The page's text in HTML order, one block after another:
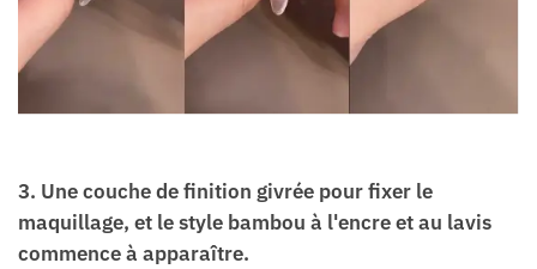
3. Une couche de finition givrée pour fixer le
maquillage, et le style bambou à l'encre et au lavis
commence à apparaître.